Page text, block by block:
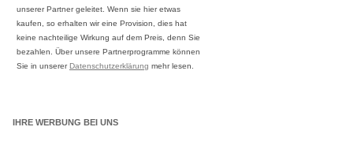
unserer Partner geleitet. Wenn sie hier etwas
kaufen, so erhalten wir eine Provision, dies hat
keine nachteilige Wirkung auf dem Preis, denn Sie
bezahlen. Über unsere Partnerprogramme können
Sie in unsererDatenschutzerklärung mehr lesen.
IHRE WERBUNG BEI UNS